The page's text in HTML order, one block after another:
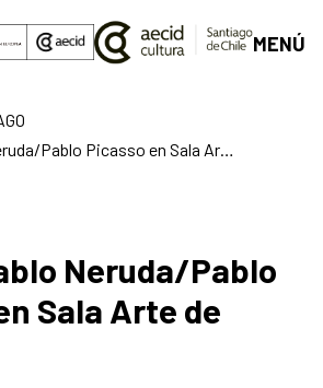
principal
MENÚ
Toros: Pablo Neruda/Pablo Picasso en Sala Arte de AIEP
Neruda/Pablo
Sala Arte de